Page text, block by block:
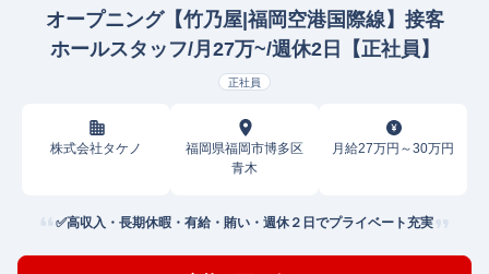
オープニング【竹乃屋|福岡空港国際線】接客
ホールスタッフ/月27万~/週休2日【正社員】
正社員
株式会社タケノ
福岡県福岡市博多区
青木
月給27万円～30万円
✅高収入・長期休暇・有給・賄い・週休２日でプライベート充実